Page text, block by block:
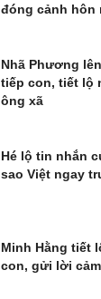
đóng cảnh hôn
Nhã Phương
tiếp con, tiết lộ
ông xã
Hé lộ tin nhắn
sao Việt ngay
Minh Hằng tiết
con, gửi lời